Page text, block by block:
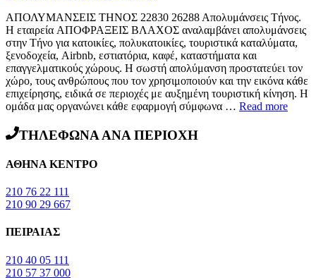
ΑΠΟΛΥΜΑΝΣΕΙΣ ΤΗΝΟΣ 22830 26288 Απολυμάνσεις Τήνος.
Η εταιρεία ΑΠΟΦΡΑΞΕΙΣ ΒΛΑΧΟΣ αναλαμβάνει απολυμάνσεις
στην Τήνο για κατοικίες, πολυκατοικίες, τουριστικά καταλύματα,
ξενοδοχεία, Airbnb, εστιατόρια, καφέ, καταστήματα και
επαγγελματικούς χώρους. Η σωστή απολύμανση προστατεύει τον
χώρο, τους ανθρώπους που τον χρησιμοποιούν και την εικόνα κάθε
επιχείρησης, ειδικά σε περιοχές με αυξημένη τουριστική κίνηση. Η
ομάδα μας οργανώνει κάθε εφαρμογή σύμφωνα … Read more
ΤΗΛΕΦΩΝΑ ΑΝΑ ΠΕΡΙΟΧΗ
ΑΘΗΝΑ ΚΕΝΤΡΟ
210 76 22 111
210 90 29 667
ΠΕΙΡΑΙΑΣ
210 40 05 111
210 57 37 000